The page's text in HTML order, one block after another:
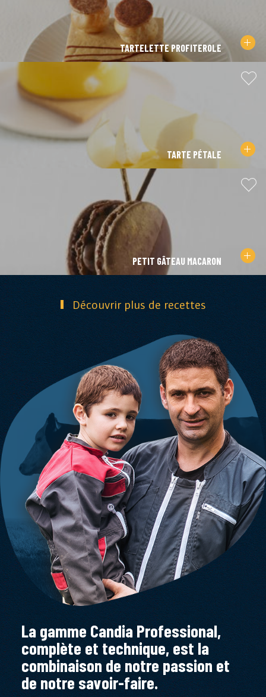
TARTELETTE PROFITEROLE
TARTE PÉTALE
PETIT GÂTEAU MACARON
Découvrir plus de recettes
La gamme Candia Professional,
complète et technique, est la
combinaison de notre passion et
de notre savoir-faire.